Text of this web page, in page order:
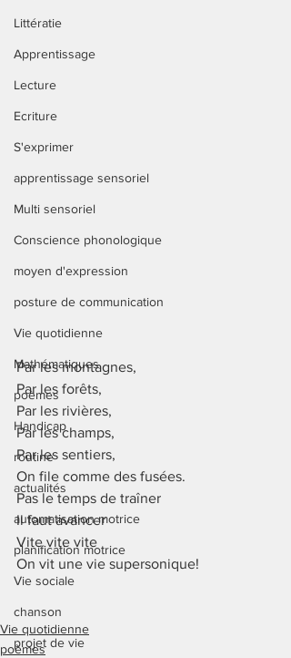
Littératie
Apprentissage
Lecture
Ecriture
S'exprimer
apprentissage sensoriel
Multi sensoriel
Conscience phonologique
moyen d'expression
posture de communication
Vie quotidienne
Mathématiques
poèmes
Handicap
routine
actualités
automatisation motrice
planification motrice
Vie sociale
chanson
projet de vie
Par les montagnes,
Par les forêts,
Par les rivières,
Par les champs,
Par les sentiers,
On file comme des fusées.
Pas le temps de traîner
Il faut avancer
Vite vite vite
On vit une vie supersonique!
Vie quotidienne
poèmes